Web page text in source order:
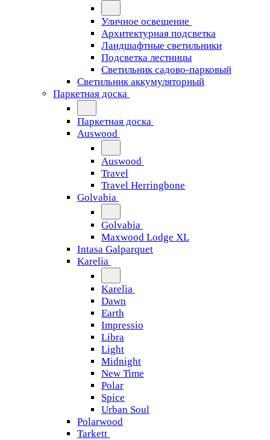
Уличное освещение
Архитектурная подсветка
Ландшафтные светильники
Подсветка лестницы
Светильник садово-парковый
Светильник аккумуляторный
Паркетная доска
Паркетная доска
Auswood
Auswood
Travel
Travel Herringbone
Golvabia
Golvabia
Maxwood Lodge XL
Intasa Galparquet
Karelia
Karelia
Dawn
Earth
Impressio
Libra
Light
Midnight
New Time
Polar
Spice
Urban Soul
Polarwood
Tarkett